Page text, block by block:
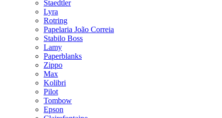
Staedtler
Lyra
Rotring
Papelaria João Correia
Stabilo Boss
Lamy
Paperblanks
Zippo
Max
Kolibri
Pilot
Tombow
Epson